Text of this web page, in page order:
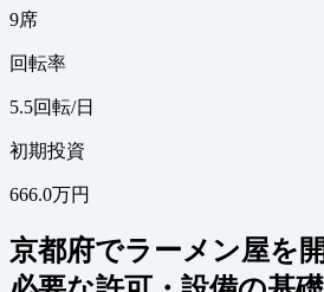
9席
回転率
5.5回転/日
初期投資
666.0万円
京都府でラーメン屋を